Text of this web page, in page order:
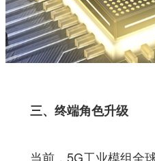
三、终端角色升级
当前，5G工业模组全球